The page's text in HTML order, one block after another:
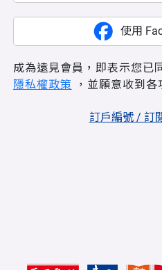
使用
成為遠見會員，即表示您已
隱私權政策 ，並願意收到各
訂戶編號 / 訂